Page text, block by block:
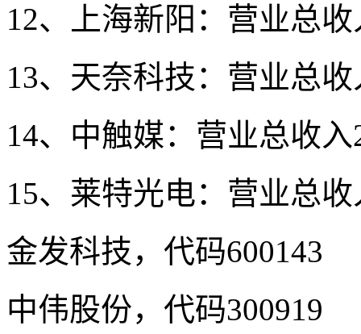
12、上海新阳：营业总
13、天奈科技：营业总
14、中触媒：营业总收
15、莱特光电：营业总
金发科技，代码600143
中伟股份，代码300919